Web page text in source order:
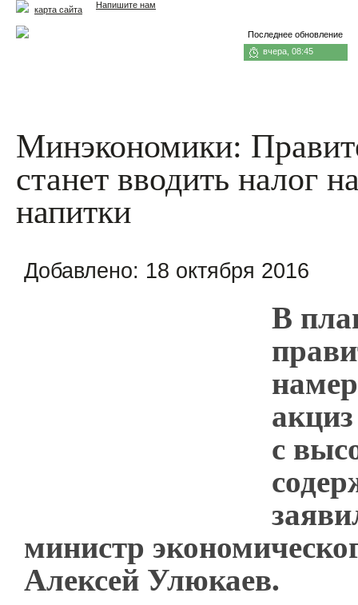
Напишите нам
карта сайта
Последнее обновление
вчера, 08:45
Минэкономики:
станет вводить налог
напитки
Добавлено: 18 октября 2016
В
с
министр
Алексей Улюкаев.